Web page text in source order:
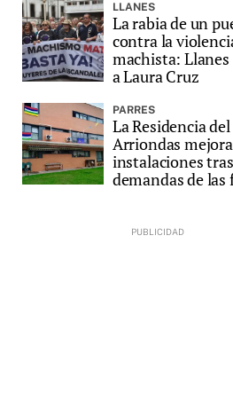
LLANES
La rabia de un
contra la
machista: Llanes
a Laura Cruz
PARRES
La Residencia del
Arriondas
instalaciones
demandas de las